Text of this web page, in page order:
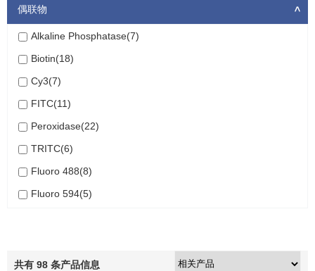
偶联物 >
Alkaline Phosphatase(7)
Biotin(18)
Cy3(7)
FITC(11)
Peroxidase(22)
TRITC(6)
Fluoro 488(8)
Fluoro 594(5)
共有 98 条产品信息